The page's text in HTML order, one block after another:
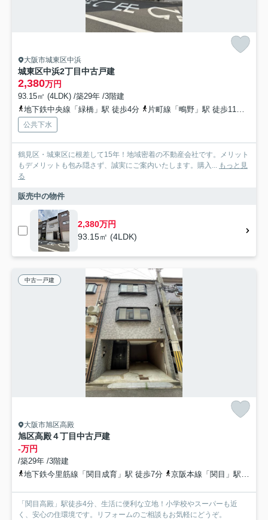
大阪市城東区中浜
城東区中浜2丁目中古戸建
2,380万円
93.15㎡ (4LDK) /築29年 /3階建
地下鉄中央線「緑橋」駅 徒歩4分
片町線「鴫野」駅 徒歩11分
公共下水
鶴見区・城東区に根差して15年！地域密着の不動産会社です。メリット
もデメリットも包み隠さず、誠実にご案内いたします。購入... もっと見
る
販売中の物件
2,380万円
93.15㎡ (4LDK)
中古一戸建
大阪市旭区高殿
旭区高殿４丁目中古戸建
-万円
/築29年 /3階建
地下鉄今里筋線「関目成育」駅 徒歩7分
京阪本線「関目」駅 徒歩7分
「関目高殿」駅徒歩4分、生活に便利な立地！小学校やスーパーも近
く、安心の住環境です。リフォームのご相談もお気軽にどうぞ。